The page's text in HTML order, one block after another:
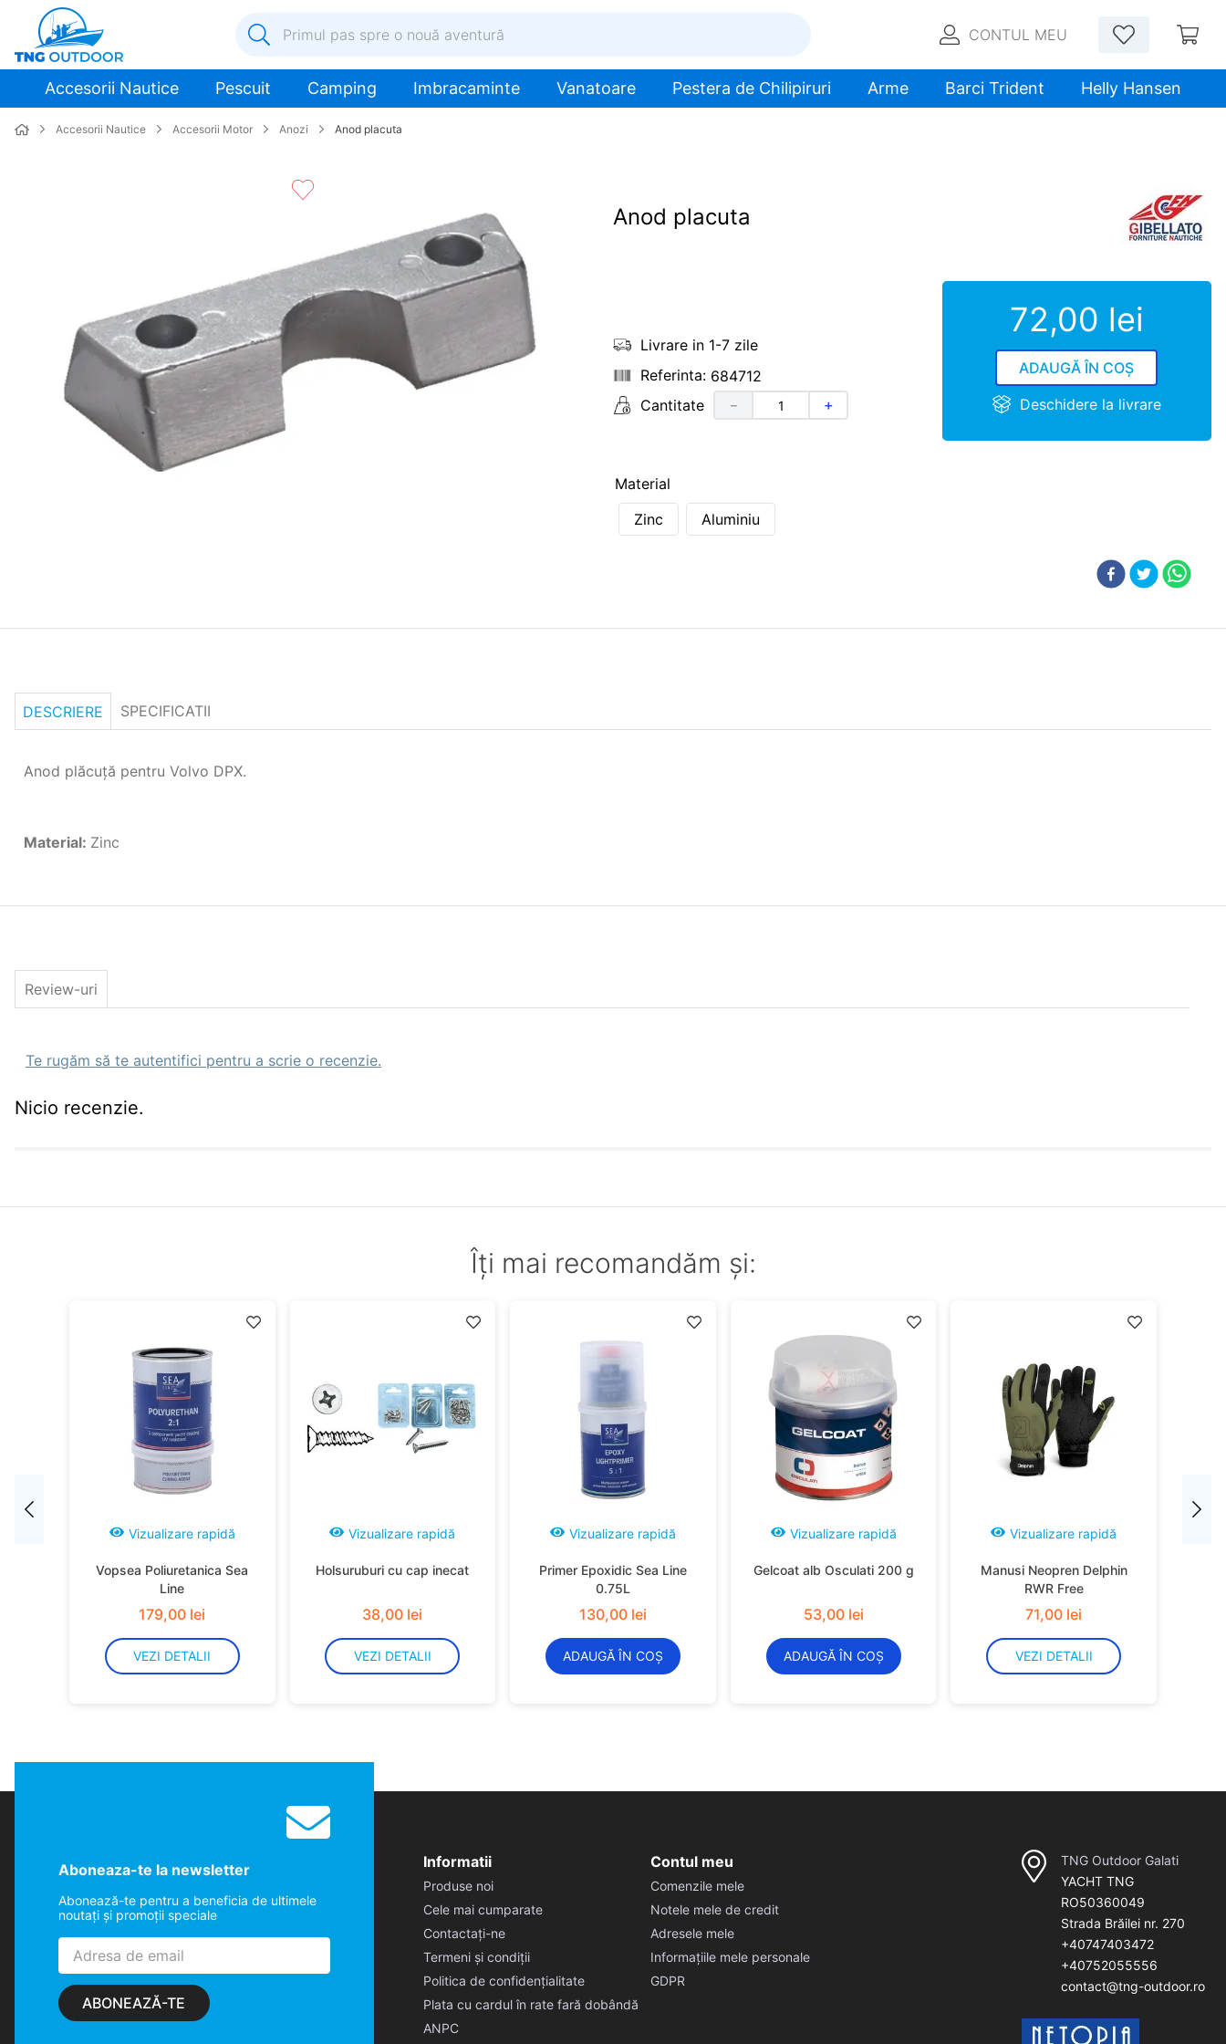
Primul pas spre o nouă aventură
1.
inox
2.
elice
colac salvare
plumb
pompa apa
mulineta
9.
biminitop
extensie
CONTUL MEU
Accesorii Nautice Pescuit Camping Imbracaminte Vanatoare Pestera de Chilipiruri Arme Barci Trident Helly Hansen
Accesorii Nautice Accesorii Motor Anozi Anod placuta
Anod placuta
Livrare in 1-7 zile
684712
Cantitate
＋
－
72,00 lei
ADAUGĂ ÎN COȘ
Deschidere la livrare
Material
Zinc
Aluminiu
DESCRIERE SPECIFICATII
Anod plăcuţă pentru Volvo DPX.
Material: Zinc
Review-uri
Te rugăm să te autentifici pentru a scrie o recenzie.
Nicio recenzie.
Îți mai recomandăm și:
Vizualizare rapidă
Vopsea Poliuretanica Sea
Line
179,00 lei
VEZI DETALII
Vizualizare rapidă
Holsuruburi cu cap inecat
38,00 lei
VEZI DETALII
Vizualizare rapidă
Primer Epoxidic Sea Line
0.75L
130,00 lei
ADAUGĂ ÎN COȘ
Vizualizare rapidă
Gelcoat alb Osculati 200 g
53,00 lei
ADAUGĂ ÎN COȘ
Vizualizare rapidă
Manusi Neopren Delphin
RWR Free
71,00 lei
VEZI DETALII
Aboneaza-te la newsletter
Abonează-te pentru a beneficia de ultimele
noutaţi şi promoţii speciale
ABONEAZĂ-TE
Informatii
Produse noi
Cele mai cumparate
Contactați-ne
Termeni și condiții
Politica de confidențialitate
Plata cu cardul în rate fară dobândă
ANPC
Contul meu
Comenzile mele
Notele mele de credit
Adresele mele
Informațiile mele personale
GDPR
TNG Outdoor Galati
YACHT TNG
RO50360049
Strada Brăilei nr. 270
+40747403472
+40752055556
contact@tng-outdoor.ro